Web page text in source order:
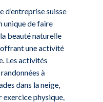
d’entreprise suisse
unique de faire
beauté naturelle
offrant une activité
Les activités
à
dans la neige,
physique,